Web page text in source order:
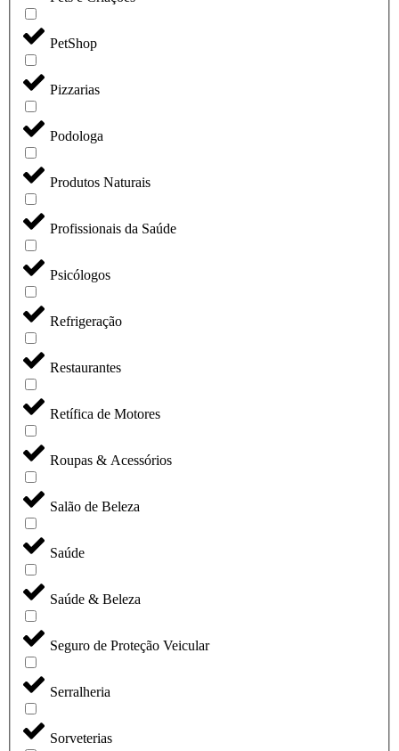
PetShop
Pizzarias
Podologa
Produtos Naturais
Profissionais da Saúde
Psicólogos
Refrigeração
Restaurantes
Retífica de Motores
Roupas & Acessórios
Salão de Beleza
Saúde
Saúde & Beleza
Seguro de Proteção Veicular
Serralheria
Sorveterias